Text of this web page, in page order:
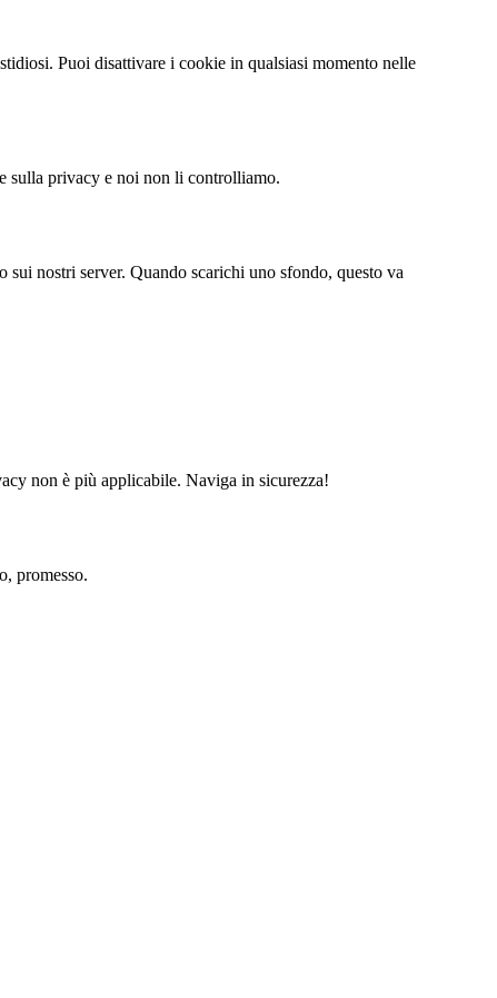
Puoi disattivare i cookie in qualsiasi momento nelle
sulla privacy e noi non li controlliamo.
nostri server. Quando scarichi uno sfondo, questo va
non è più applicabile. Naviga in sicurezza!
promesso.